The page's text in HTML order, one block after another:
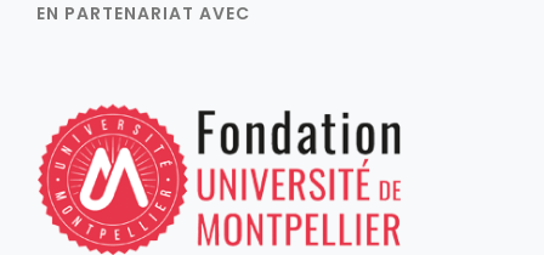
EN PARTENARIAT AVEC